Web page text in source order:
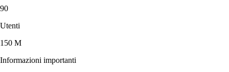
90
Utenti
150 M
Informazioni importanti